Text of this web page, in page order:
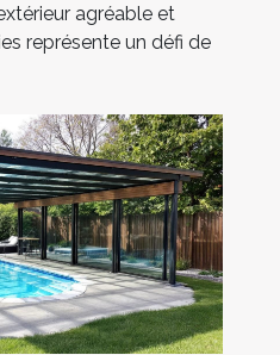
agréable et
représente un défi de